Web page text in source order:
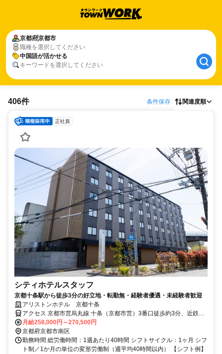
京都府京都市
職種を選択してください
中国語が活かせる
キーワードを選択してください
406件 条件保存 関連度順
正社員
シティホテルスタッフ
京都十条駅から徒歩3分の好立地・転勤無・経験者優遇・未経験者歓迎
アリストンホテル 京都十条
アクセス 京都市営烏丸線 十条（京都市営）3番口徒歩約3分、近鉄京
都線 上鳥羽口徒歩約13分、京阪本線 鳥羽街道徒歩約14分
月給258,000円～270,500円
京都府京都市南区
勤務時間 総労働時間：1週あたり40時間 シフトサイクル：1ヶ月 シフ
ト制／1か月の単位の変形労働制（週平均40時間以内） 【シフト例】